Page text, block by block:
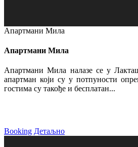
Апартмани Мила
Апартмани Мила
Апартмани Мила налазе се у
апартман који су у потпуности
гостима су такође и бесплатан...
Booking Детаљно